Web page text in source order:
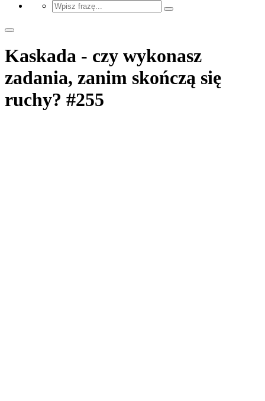
Kaskada - czy wykonasz
zadania, zanim skończą się
ruchy? #255